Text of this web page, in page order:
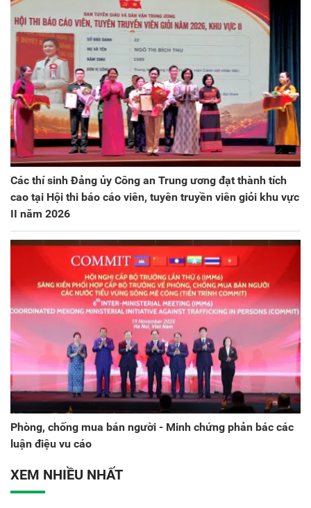
Các thí sinh Đảng ủy Công an Trung ương đạt thành tích
cao tại Hội thi báo cáo viên, tuyên truyền viên giỏi khu vực
II năm 2026
Phòng, chống mua bán người - Minh chứng phản bác các
luận điệu vu cáo
XEM NHIỀU NHẤT